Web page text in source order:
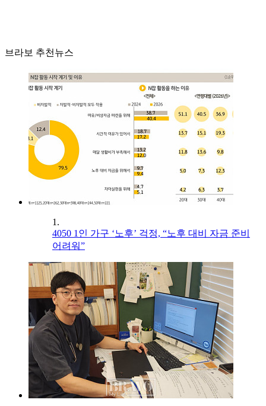
브라보 추천뉴스
1.
4050 1인 가구 ‘노후’ 걱정, “노후 대비 자금 준비
어려워”